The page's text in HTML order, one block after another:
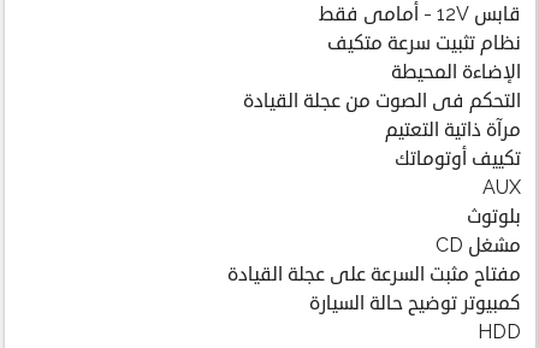
قابس 12V - أمامى فقط
نظام تثبيت سرعة متكيف
الإضاءة المحيطة
التحكم فى الصوت من عجلة القيادة
مرآة ذاتية التعتيم
تكييف أوتوماتك
AUX
بلوتوث
مشغل CD
مفتاح مثبت السرعة على عجلة القيادة
كمبيوتر توضيح حالة السيارة
HDD